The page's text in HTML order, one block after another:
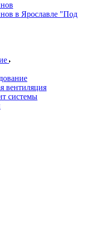
в Ярославле "Под
вентиляция
системы